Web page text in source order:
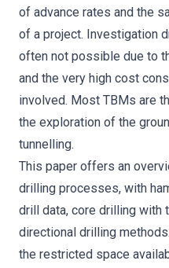
of advance rates and the
of a project. Investigation
often not possible due to
and the very high cost
involved. Most TBMs are
the exploration of the
tunnelling.
This paper offers an
drilling processes, with
drill data, core drilling with
directional drilling
the restricted space